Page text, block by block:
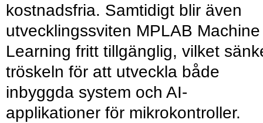
kostnadsfria. Samtidigt blir även
utvecklingssviten MPLAB Machine
Learning fritt tillgänglig, vilket
tröskeln för att utveckla både
inbyggda system och AI-
applikationer för mikrokontroller.